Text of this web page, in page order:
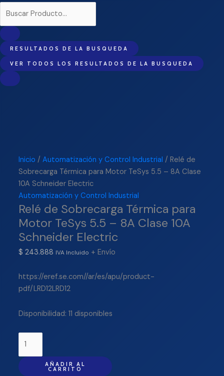
RESULTADOS DE LA BUSQUEDA
VER TODOS LOS RESULTADOS DE LA BUSQUEDA
Inicio /Automatización y Control Industrial / Relé de
Sobrecarga Térmica para Motor TeSys 5.5 – 8A Clase
10A Schneider Electric
Automatización y Control Industrial
Relé de Sobrecarga Térmica para
Motor TeSys 5.5 – 8A Clase 10A
Schneider Electric
$ 243.888 IVA Incluido + Envío
https://eref.se.com//ar/es/apu/product-
pdf/LRD12LRD12
Disponibilidad: 11 disponibles
AÑADIR AL
CARRITO